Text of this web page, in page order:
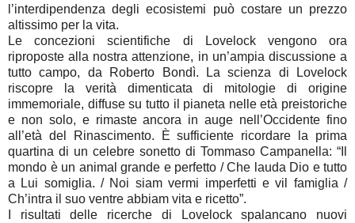
l’interdipendenza degli ecosistemi può costare un prezzo
altissimo per la vita.
Le concezioni scientifiche di Lovelock vengono ora
riproposte alla nostra attenzione, in un’ampia discussione a
tutto campo, da Roberto Bondì. La scienza di Lovelock
riscopre la verità dimenticata di mitologie di origine
immemoriale, diffuse su tutto il pianeta nelle età preistoriche
e non solo, e rimaste ancora in auge nell’Occidente fino
all’età del Rinascimento. È sufficiente ricordare la prima
quartina di un celebre sonetto di Tommaso Campanella: “Il
mondo è un animal grande e perfetto / Che lauda Dio e tutto
a Lui somiglia. / Noi siam vermi imperfetti e vil famiglia /
Ch’intra il suo ventre abbiam vita e ricetto”.
I risultati delle ricerche di Lovelock spalancano nuovi